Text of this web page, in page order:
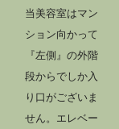
当美容室はマン
ション向かって
『左側』の外階
段からでしか入
り口がございま
せん。エレベー